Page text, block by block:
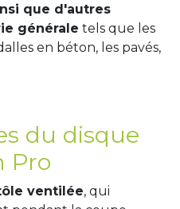
que d'autres
générale tels que les
en béton, les pavés,
du disque
Pro
ventilée, qui